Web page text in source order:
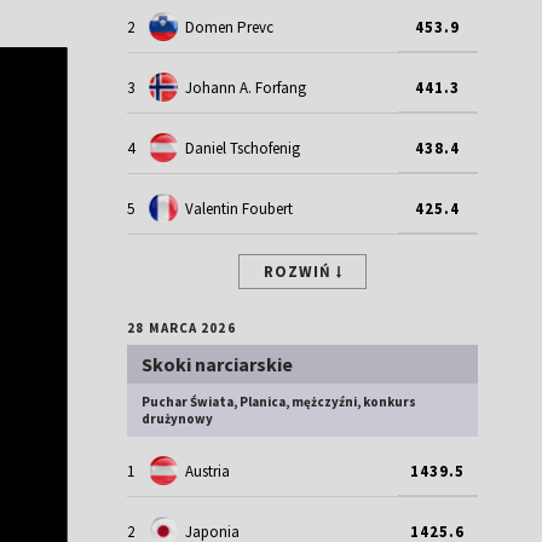
2 Domen Prevc 453.9
3 Johann A. Forfang 441.3
4 Daniel Tschofenig 438.4
5 Valentin Foubert 425.4
ROZWIŃ
28 MARCA 2026
Skoki narciarskie
Puchar Świata, Planica, mężczyźni, konkurs
drużynowy
1 Austria 1439.5
2 Japonia 1425.6